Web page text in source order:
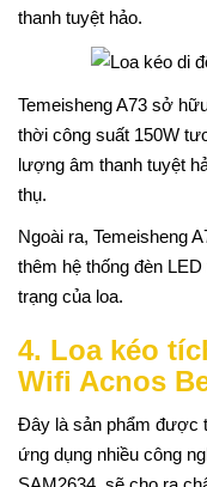
thanh tuyệt hảo.
Temeisheng A73 sở
thời công suất 150W
lượng âm thanh tuyệt
thụ.
Ngoài ra, Temeisheng
thêm hệ thống đèn
trạng của loa.
4. Loa kéo
Wifi Acnos
Đây là sản phẩm được
ứng dụng nhiều công